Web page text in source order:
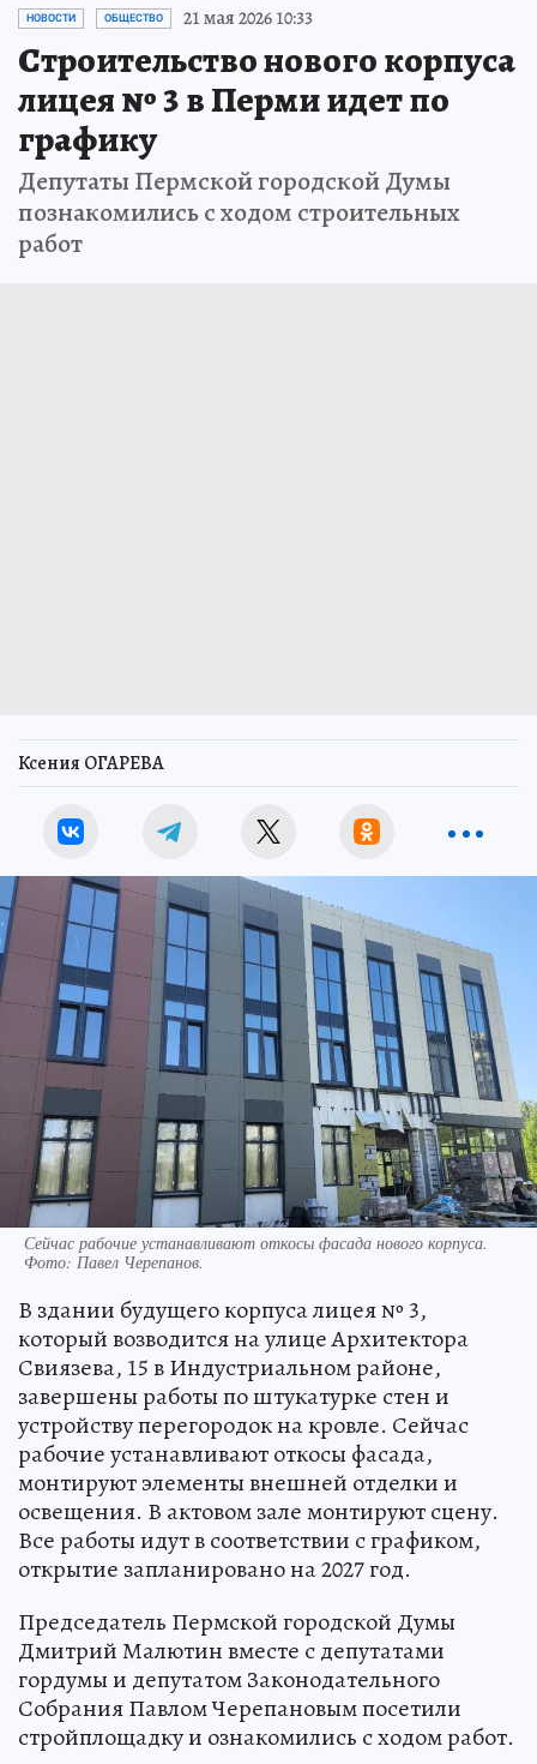
НОВОСТИ ОБЩЕСТВО 21 мая 2026 10:33
Строительство нового корпуса
лицея № 3 в Перми идет по
графику
Депутаты Пермской городской Думы
познакомились с ходом строительных
работ
Ксения ОГАРЕВА
Сейчас рабочие устанавливают откосы фасада нового корпуса.
Фото: Павел Черепанов.
В здании будущего корпуса лицея № 3,
который возводится на улице Архитектора
Свиязева, 15 в Индустриальном районе,
завершены работы по штукатурке стен и
устройству перегородок на кровле. Сейчас
рабочие устанавливают откосы фасада,
монтируют элементы внешней отделки и
освещения. В актовом зале монтируют сцену.
Все работы идут в соответствии с графиком,
открытие запланировано на 2027 год.
Председатель Пермской городской Думы
Дмитрий Малютин вместе с депутатами
гордумы и депутатом Законодательного
Собрания Павлом Черепановым посетили
стройплощадку и ознакомились с ходом работ.